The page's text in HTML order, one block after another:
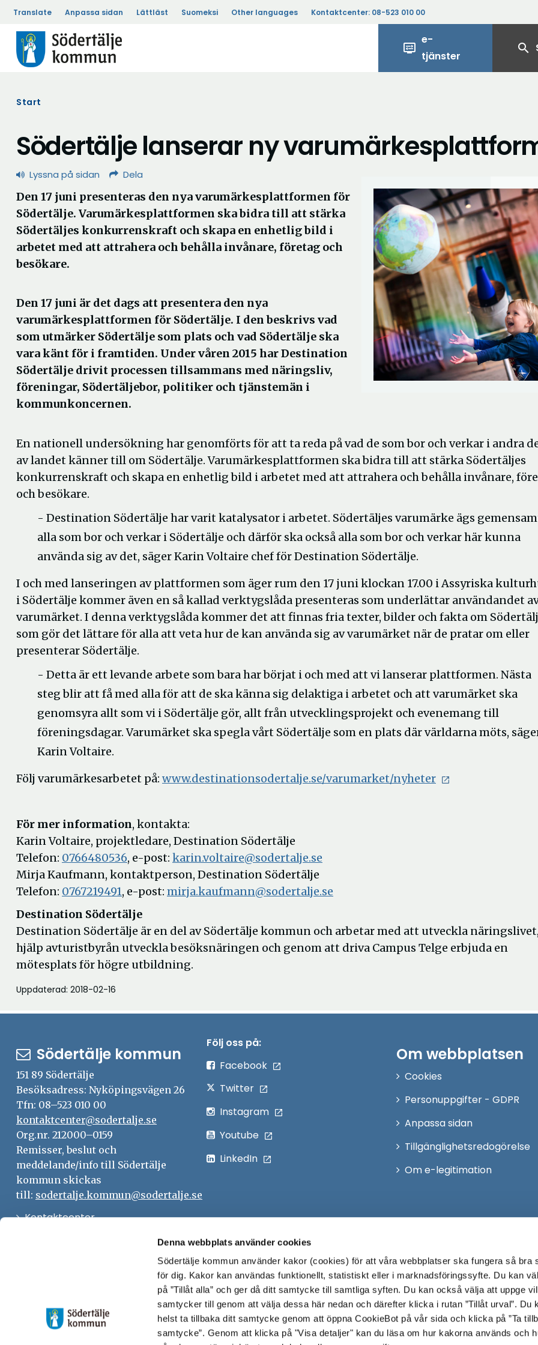
Denna webbplats använder cookies
Södertälje kommun använder kakor (cookies) för att våra webbplatser ska fungera så bra
för dig. Kakor kan användas funktionellt, statistiskt eller i marknadsföringssyfte. Du kan
på ”Tillåt alla” och ger då ditt samtycke till samtliga syften. Du kan också välja att uppge
samtycker till genom att välja dessa här nedan och därefter klicka i rutan ”Tillåt urval”. Du
helst ta tillbaka ditt samtycke genom att öppna CookieBot på vår sida och klicka på ”Ta
samtycke”. Genom att klicka på "Visa detaljer" kan du läsa om hur kakorna används och
Translate Anpassa sidan Lättläst Suomeksi Other languages Kontaktcenter: 08-523 010 00
display_settings
e-
tjänster
search
Start
Södertälje lanserar ny
Lyssna på sidan Dela
Den 17 juni presenteras den nya varumärkesplattformen för
Södertälje. Varumärkesplattformen ska bidra till att stärka
Södertäljes konkurrenskraft och skapa en enhetlig bild i
arbetet med att attrahera och behålla invånare, företag och
besökare.
Den 17 juni är det dags att presentera den nya
varumärkesplattformen för Södertälje. I den beskrivs vad
som utmärker Södertälje som plats och vad Södertälje ska
vara känt för i framtiden. Under våren 2015 har Destination
Södertälje drivit processen tillsammans med näringsliv,
föreningar, Södertäljebor, politiker och tjänstemän i
kommunkoncernen.
En nationell undersökning har genomförts för att ta reda på vad de som bor och verkar i andra
av landet känner till om Södertälje. Varumärkesplattformen ska bidra till att stärka Södertäljes
konkurrenskraft och skapa en enhetlig bild i arbetet med att attrahera och behålla invånare,
och besökare.
- Destination Södertälje har varit katalysator i arbetet. Södertäljes varumärke ägs
alla som bor och verkar i Södertälje och därför ska också alla som bor och verkar här kunna
använda sig av det, säger Karin Voltaire chef för Destination Södertälje.
I och med lanseringen av plattformen som äger rum den 17 juni klockan 17.00 i Assyriska
i Södertälje kommer även en så kallad verktygslåda presenteras som underlättar användandet
varumärket. I denna verktygslåda kommer det att finnas fria texter, bilder och fakta om
som gör det lättare för alla att veta hur de kan använda sig av varumärket när de pratar om eller
presenterar Södertälje.
- Detta är ett levande arbete som bara har börjat i och med att vi lanserar plattformen. Nästa
steg blir att få med alla för att de ska känna sig delaktiga i arbetet och att varumärket ska
genomsyra allt som vi i Södertälje gör, allt från utvecklingsprojekt och evenemang till
föreningsdagar. Varumärket ska spegla vårt Södertälje som en plats där världarna möts,
Karin Voltaire.
Följ varumärkesarbetet på: www.destinationsodertalje.se/varumarket/nyheter
För mer information, kontakta:
Karin Voltaire, projektledare, Destination Södertälje
Telefon: 0766480536, e-post: karin.voltaire@sodertalje.se
Mirja Kaufmann, kontaktperson, Destination Södertälje
Telefon: 0767219491, e-post: mirja.kaufmann@sodertalje.se
Destination Södertälje
Destination Södertälje är en del av Södertälje kommun och arbetar med att utveckla
hjälp avturistbyrån utveckla besöksnäringen och genom att driva Campus Telge erbjuda en
mötesplats för högre utbildning.
Uppdaterad: 2018-02-16
Södertälje kommun
151 89 Södertälje
Besöksadress: Nyköpingsvägen 26
Tfn: 08–523 010 00
kontaktcenter@sodertalje.se
Org.nr. 212000–0159
Remisser, beslut och
meddelande/info till Södertälje
kommun skickas
till: sodertalje.kommun@sodertalje.se
KontaktcenterÖppna
fönster
Anslagstavla
Skicka faktura till Södertälje
Följ oss på:
Facebook
Twitter
Instagram
Youtube
LinkedIn
Om webbplatsen
Cookies
Personuppgifter - GDPR
Anpassa sidan
Tillgänglighetsredogörelse
Om e-legitimation